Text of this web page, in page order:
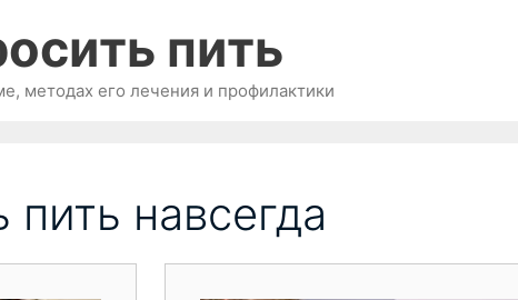
пить
методах его лечения и профилактики
пить навсегда